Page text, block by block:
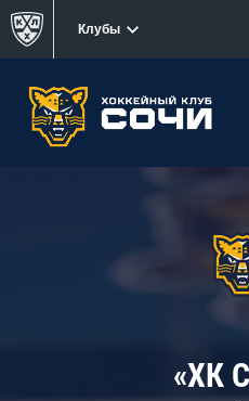
Клубы
«ХК